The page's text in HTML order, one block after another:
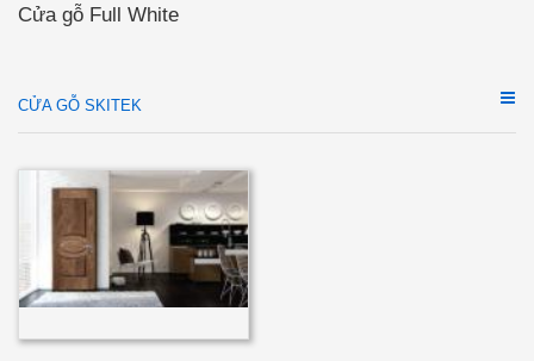
Cửa gỗ Full White
CỬA GỖ SKITEK